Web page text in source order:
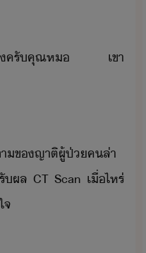
้า​ครั​คุณห​ ​เขา​
​ข​ญาติ​ผู้ป่​ค​ล่า
​ผล​ ​CT​ ​Scan​ ​เื่ไหร่​
จ